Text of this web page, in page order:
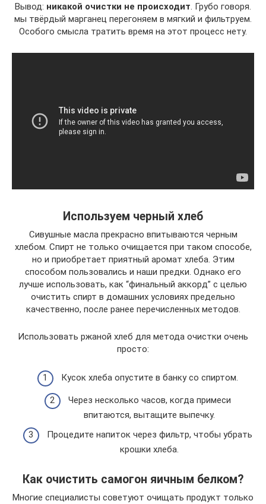
Вывод: никакой очистки не происходит . Грубо говоря.
мы твёрдый марганец перегоняем в мягкий и фильтруем.
Особого смысла тратить время на этот процесс нету.
Используем черный хлеб
Сивушные масла прекрасно впитываются черным
хлебом. Спирт не только очищается при таком способе,
но и приобретает приятный аромат хлеба. Этим
способом пользовались и наши предки. Однако его
лучше использовать, как “финальный аккорд” с целью
очистить спирт в домашних условиях предельно
качественно, после ранее перечисленных методов.
Использовать ржаной хлеб для метода очистки очень
просто:
Кусок хлеба опустите в банку со спиртом.
Через несколько часов, когда примеси
впитаются, вытащите выпечку.
Процедите напиток через фильтр, чтобы убрать
крошки хлеба.
Как очистить самогон яичным белком?
Многие специалисты советуют очищать продукт только